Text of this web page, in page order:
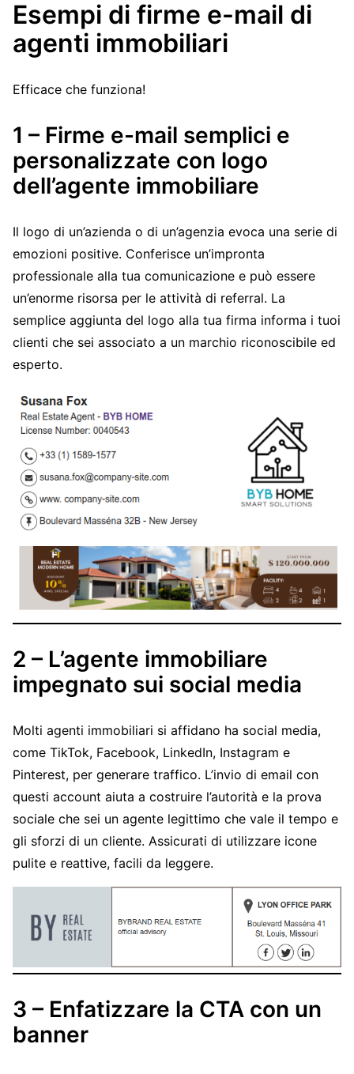
Esempi di firme e-mail di
agenti immobiliari
Efficace che funziona!
1 – Firme e-mail semplici e
personalizzate con logo
dell’agente immobiliare
Il logo di un’azienda o di un’agenzia evoca una serie di
emozioni positive. Conferisce un’impronta
professionale alla tua comunicazione e può essere
un’enorme risorsa per le attività di referral. La
semplice aggiunta del logo alla tua firma informa i tuoi
clienti che sei associato a un marchio riconoscibile ed
esperto.
2 – L’agente immobiliare
impegnato sui social media
Molti agenti immobiliari si affidano ha social media,
come TikTok, Facebook, LinkedIn, Instagram e
Pinterest, per generare traffico. L’invio di email con
questi account aiuta a costruire l’autorità e la prova
sociale che sei un agente legittimo che vale il tempo e
gli sforzi di un cliente. Assicurati di utilizzare icone
pulite e reattive, facili da leggere.
3 – Enfatizzare la CTA con un
banner